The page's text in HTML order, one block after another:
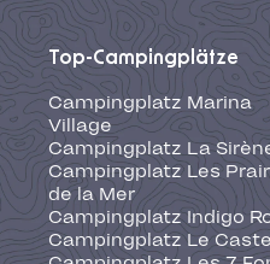
Top-Campingplätze
Campingplatz Marina
Village
Campingplatz La
Campingplatz Les
de la Mer
Campingplatz Indigo
Campingplatz Le